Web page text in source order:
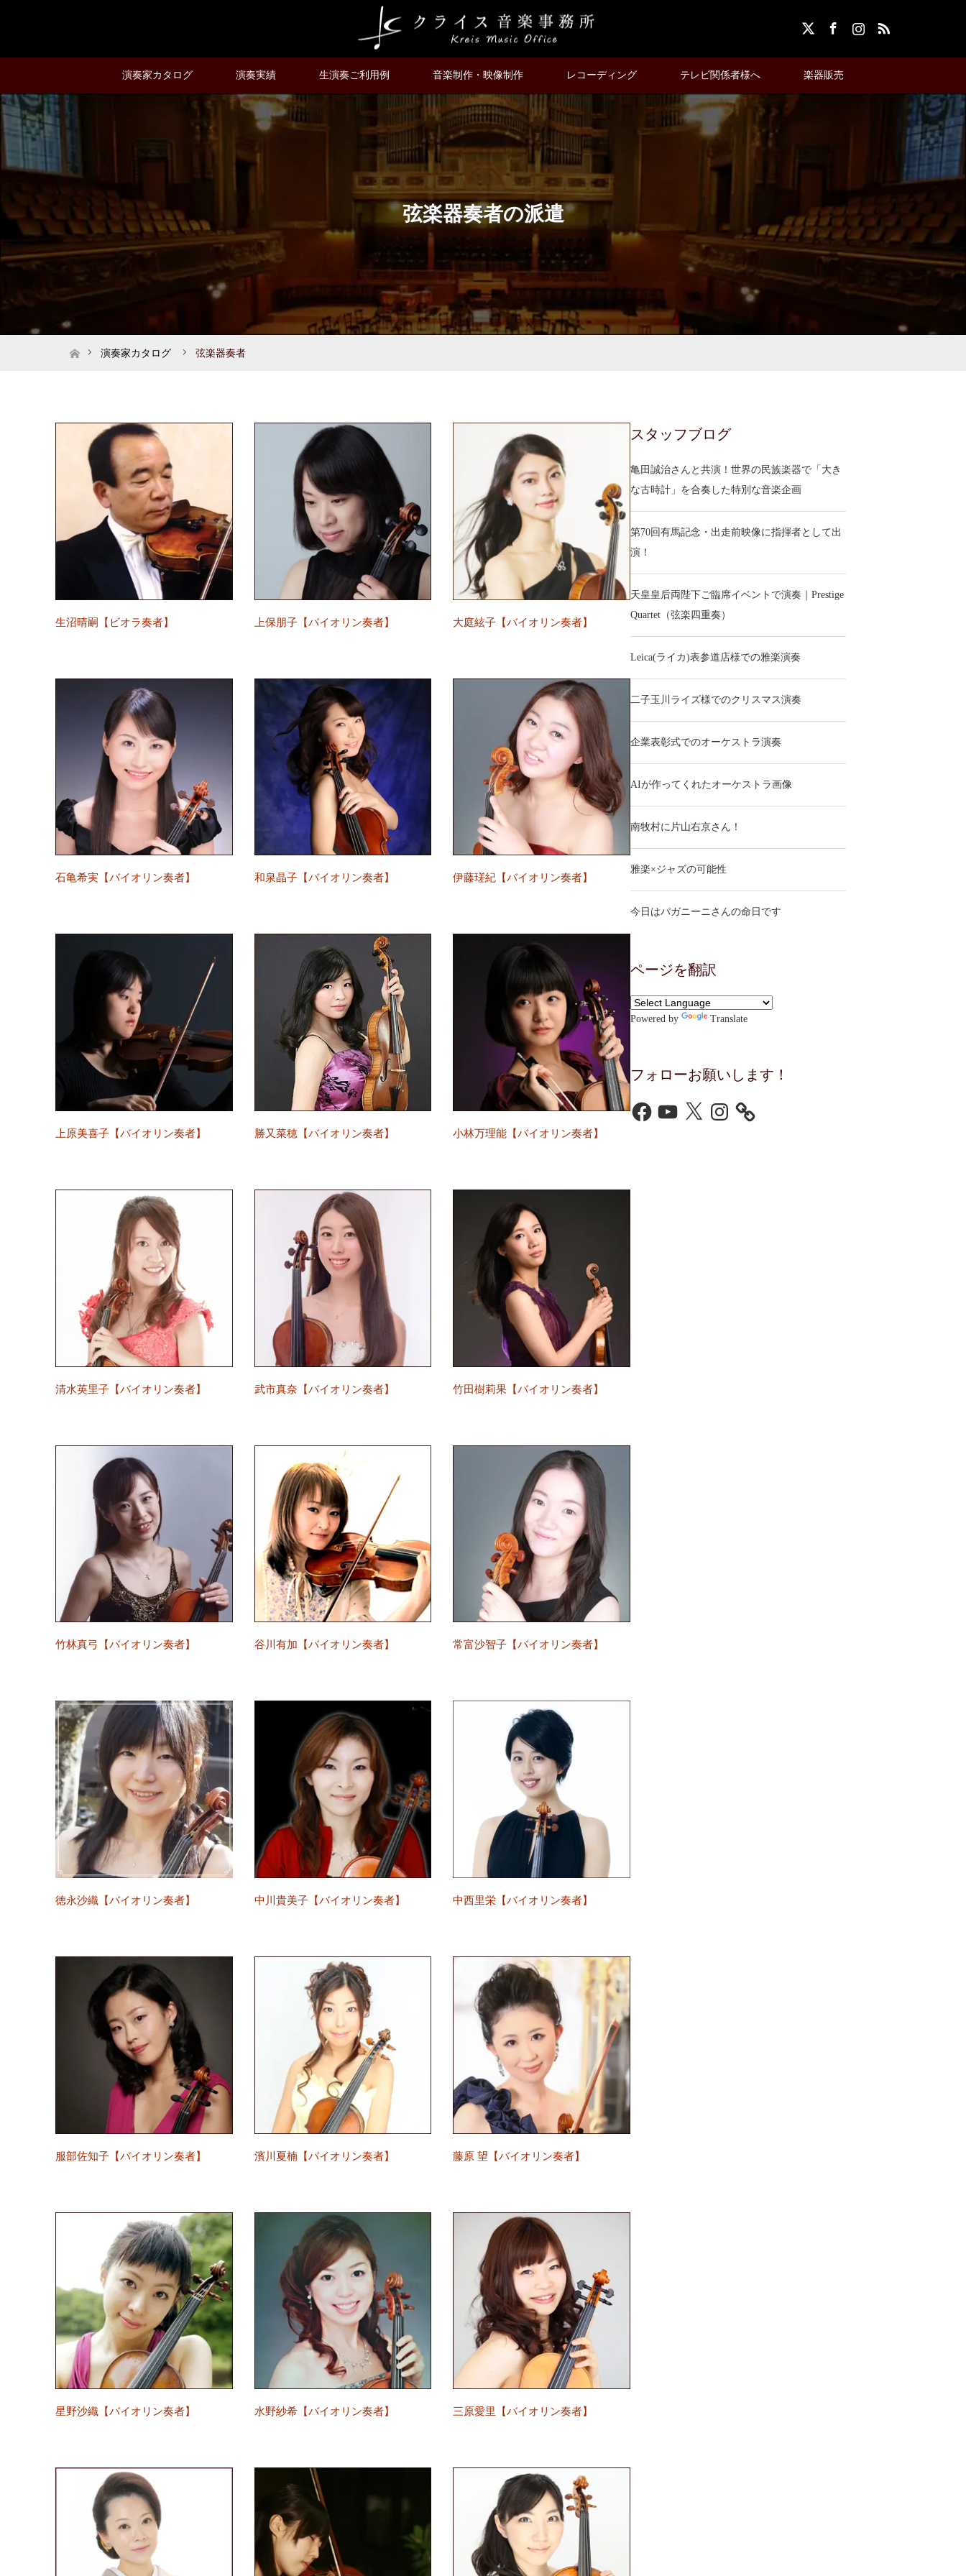
演奏家カタログ 演奏実績 生演奏ご利用例 音楽制作・映像制作 レコーディング テレビ関係者様へ 楽器販売
弦楽器奏者の派遣
ホーム演奏家カタログ 弦楽器奏者
生沼晴嗣【ビオラ奏者】 上保朋子【バイオリン奏者】 大庭絃子【バイオリン奏者】
石亀希実【バイオリン奏者】 和泉晶子【バイオリン奏者】 伊藤瑳紀【バイオリン奏者】
上原美喜子【バイオリン奏者】 勝又菜穂【バイオリン奏者】 小林万理能【バイオリン奏者】
清水英里子【バイオリン奏者】 武市真奈【バイオリン奏者】 竹田樹莉果【バイオリン奏者】
竹林真弓【バイオリン奏者】 谷川有加【バイオリン奏者】 常富沙智子【バイオリン奏者】
徳永沙織【バイオリン奏者】 中川貴美子【バイオリン奏者】 中西里栄【バイオリン奏者】
服部佐知子【バイオリン奏者】 濱川夏楠【バイオリン奏者】 藤原 望【バイオリン奏者】
星野沙織【バイオリン奏者】 水野紗希【バイオリン奏者】 三原愛里【バイオリン奏者】
スタッフブログ
亀田誠治さんと共演！世界の民族楽器で「大き
な古時計」を合奏した特別な音楽企画
第70回有馬記念・出走前映像に指揮者として出
演！
天皇皇后両陛下ご臨席イベントで演奏｜Prestige
Quartet（弦楽四重奏）
Leica(ライカ)表参道店様での雅楽演奏
二子玉川ライズ様でのクリスマス演奏
企業表彰式でのオーケストラ演奏
AIが作ってくれたオーケストラ画像
南牧村に片山右京さん！
雅楽×ジャズの可能性
今日はパガニーニさんの命日です
ページを翻訳
Powered by Translate
フォローお願いします！
FacebookYouTube
X Instagram